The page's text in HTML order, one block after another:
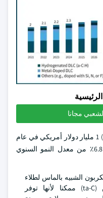
مجانا
بلغت قيمة قطاع DLC المهدرج (a-C: H) 1 مليار دولار أمريكي في عام
2024 ، ومن المتوقع أن يتوسع إلى 6.8٪ من معدل النمو السنوي
الشبيه بالماس لطلاء
DLC الخالي من الهيدروجين (ta-C) ممكنا لأنها توفر